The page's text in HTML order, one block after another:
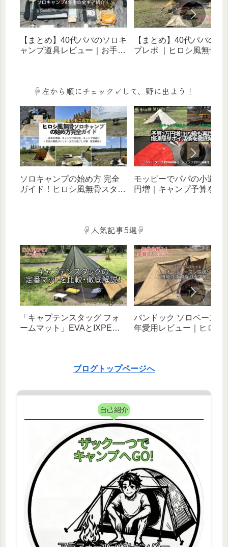
【まとめ】40代パパのソロキ
ャンプ道具レビュー｜お手頃
【まとめ】40代パパのキ
プレポ ｜ヒロシ風無骨ス
☟左から順にチェック✓して、野に出よう！
ソロキャンプの始め方 完全
ガイド！ヒロシ風無骨スタイ
モッピーでパパの小遣い
円増｜キャンプ予算を増
☟人気記事5選☟
「キャプテンスタッグ フォ
ームマット」EVAとIXPEタ
バンドック ソロベース
年愛用レビュー｜ヒロシ
ブログトップページへ
自己紹介